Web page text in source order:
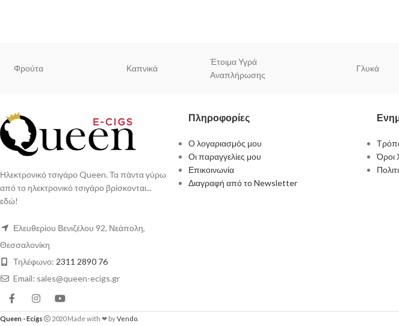
Φρούτα Καπνικά
Έτοιμα Υγρά
Αναπλήρωσης
Γλυκά
Ηλεκτρονικό τσιγάρο Queen. Τα πάντα γύρω
από το ηλεκτρονικό τσιγάρο βρίσκονται...
εδώ!
Ελευθερίου Βενιζέλου 92, Νεάπολη,
Θεσσαλονίκη
Τηλέφωνο: 2311 2890 76
Email: sales@queen-ecigs.gr
Πληροφορίες
Ο λογαριασμός μου
Οι παραγγελίες μου
Επικοινωνία
Διαγραφή από το Newsletter
Όροι
Queen - Ecigs 2020 Made with ❤ byVendo